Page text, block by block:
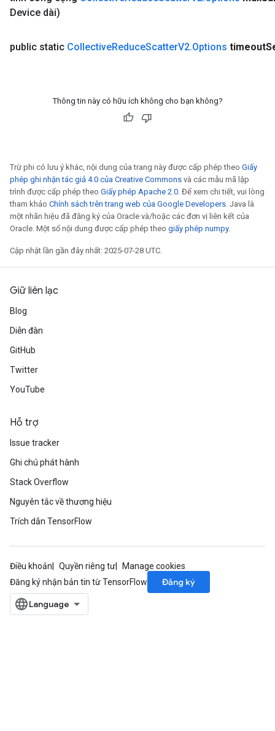
Device dài)
public static CollectiveReduceScatterV2.Options timeout
Thông tin này có hữu ích không cho bạn không?
Trừ phi có lưu ý khác, nội dung của trang này được cấp phép theo Giấy
phép ghi nhận tác giả 4.0 của Creative Commons và các mẫu mã lập
trình được cấp phép theo Giấy phép Apache 2.0. Để xem chi tiết, vui lòng
tham khảo Chính sách trên trang web của Google Developers. Java là
một nhãn hiệu đã đăng ký của Oracle và/hoặc các đơn vị liên kết của
Oracle. Một số nội dung được cấp phép theo giấy phép numpy.
Cập nhật lần gần đây nhất: 2025-07-28 UTC.
Giữ liên lạc
Blog
Diễn đàn
GitHub
Twitter
YouTube
Hỗ trợ
Issue tracker
Ghi chú phát hành
Stack Overflow
Nguyên tắc về thương hiệu
Trích dẫn TensorFlow
Điều khoản Quyền riêng tư
Manage cookies
Đăng ký nhận bản tin từ TensorFlow
Đăng ký